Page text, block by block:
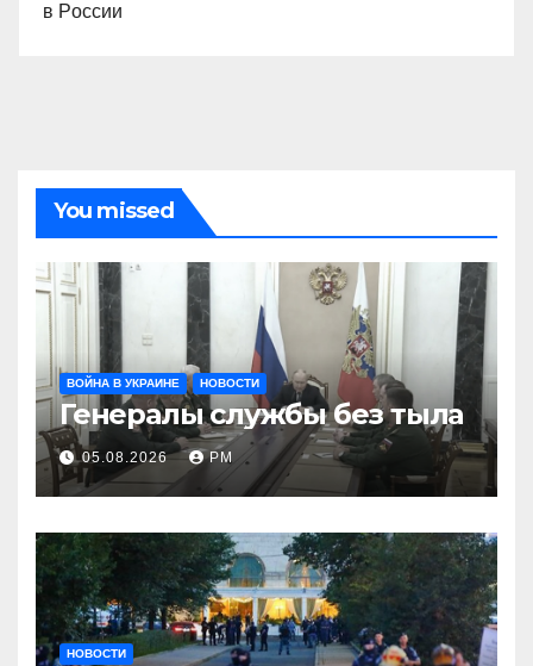
в России
You missed
ВОЙНА В УКРАИНЕ НОВОСТИ
Генералы службы без тыла
05.08.2026 РМ
НОВОСТИ